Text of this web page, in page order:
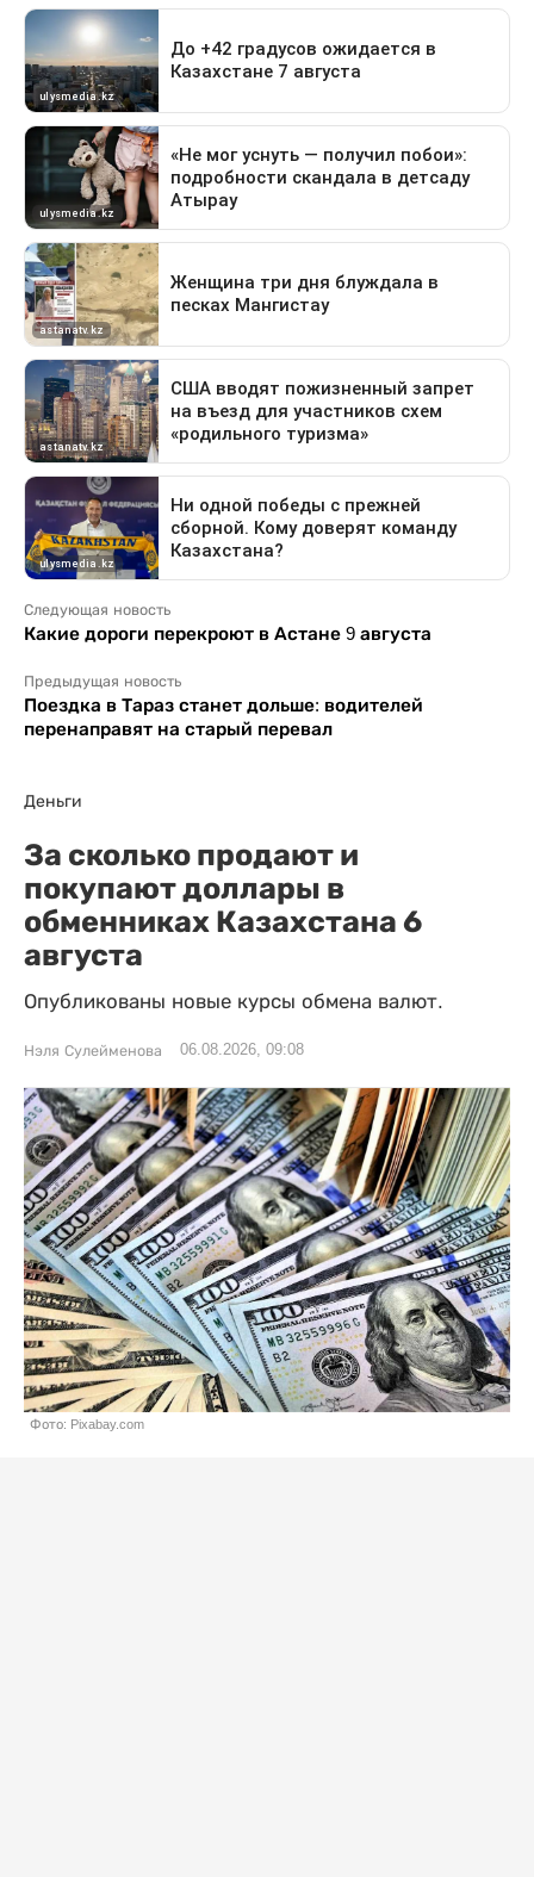
Следующая новость
Какие дороги перекроют в Астане 9 августа
Предыдущая новость
Поездка в Тараз станет дольше: водителей
перенаправят на старый перевал
Деньги
За сколько продают и
покупают доллары в
обменниках Казахстана 6
августа
Опубликованы новые курсы обмена валют.
Нэля Сулейменова 06.08.2026, 09:08
Фото: Pixabay.com